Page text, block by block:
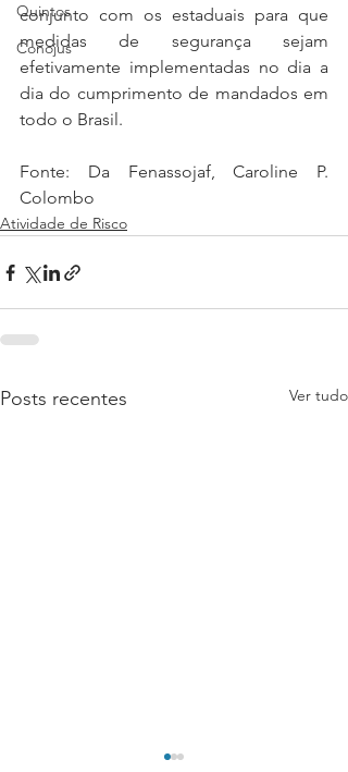
Quintos
Conojus
conjunto com os estaduais para que
medidas de segurança sejam
efetivamente implementadas no dia a
dia do cumprimento de mandados em
todo o Brasil.
Fonte: Da Fenassojaf, Caroline P.
Colombo
Atividade de Risco
Posts recentes Ver tudo